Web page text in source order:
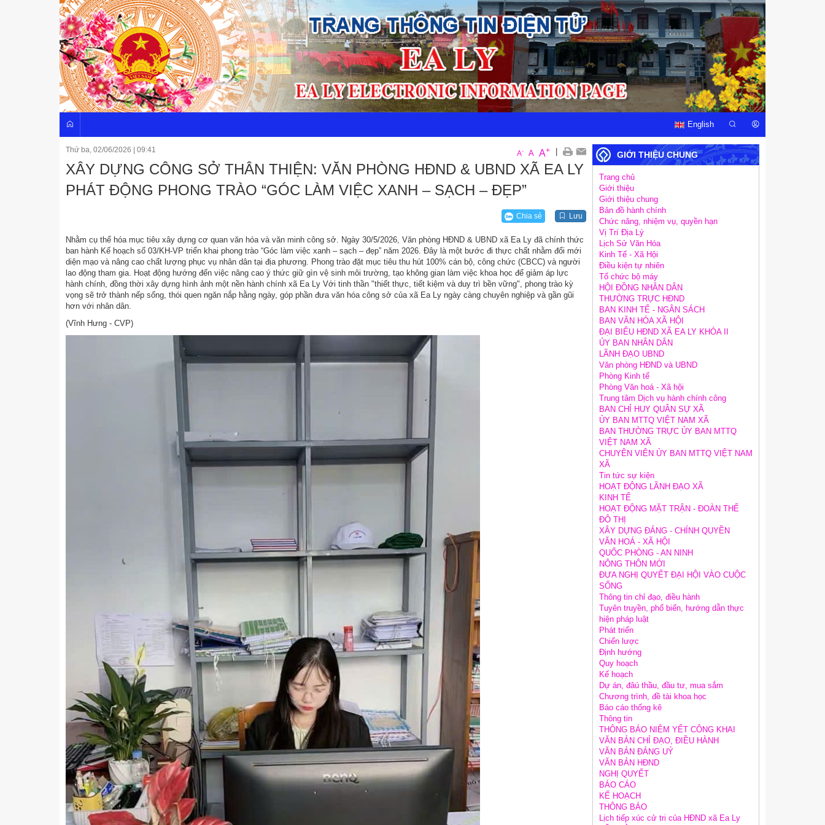
English
Thứ ba, 02/06/2026 | 09:41 A- A A+
XÂY DỰNG CÔNG SỞ THÂN THIỆN: VĂN PHÒNG HĐND & UBND XÃ EA LY
PHÁT ĐỘNG PHONG TRÀO “GÓC LÀM VIỆC XANH – SẠCH – ĐẸP”
Chia sẻ Lưu
Nhằm cụ thể hóa mục tiêu xây dựng cơ quan văn hóa và văn minh công sở. Ngày 30/5/2026, Văn phòng HĐND & UBND xã Ea Ly đã chính thức
ban hành Kế hoạch số 03/KH-VP triển khai phong trào “Góc làm việc xanh – sạch – đẹp” năm 2026. Đây là một bước đi thực chất nhằm đổi mới
diện mạo và nâng cao chất lượng phục vụ nhân dân tại địa phương. Phong trào đặt mục tiêu thu hút 100% cán bộ, công chức (CBCC) và người
lao động tham gia. Hoạt động hướng đến việc nâng cao ý thức giữ gìn vệ sinh môi trường, tạo không gian làm việc khoa học để giảm áp lực
hành chính, đồng thời xây dựng hình ảnh một nền hành chính xã Ea Ly Với tinh thần "thiết thực, tiết kiệm và duy trì bền vững", phong trào kỳ
vọng sẽ trở thành nếp sống, thói quen ngăn nắp hằng ngày, góp phần đưa văn hóa công sở của xã Ea Ly ngày càng chuyên nghiệp và gần gũi
hơn với nhân dân.
(Vĩnh Hưng - CVP)
GIỚI THIỆU CHUNG
Trang chủ
Giới thiệu
Giới thiệu chung
Bản đồ hành chính
Chức năng, nhiệm vụ, quyền hạn
Vị Trí Địa Lý
Lịch Sử Văn Hóa
Kinh Tế - Xã Hội
Điều kiện tự nhiên
Tổ chức bộ máy
HỘI ĐỒNG NHÂN DÂN
THƯỜNG TRỰC HĐND
BAN KINH TẾ - NGÂN SÁCH
BAN VĂN HÓA XÃ HỘI
ĐẠI BIỂU HĐND XÃ EA LY KHÓA II
ỦY BAN NHÂN DÂN
LÃNH ĐẠO UBND
Văn phòng HĐND và UBND
Phòng Kinh tế
Phòng Văn hoá - Xã hội
Trung tâm Dịch vụ hành chính công
BAN CHỈ HUY QUÂN SỰ XÃ
ỦY BAN MTTQ VIỆT NAM XÃ
BAN THƯỜNG TRỰC ỦY BAN MTTQ
VIỆT NAM XÃ
CHUYÊN VIÊN ỦY BAN MTTQ VIỆT NAM
XÃ
Tin tức sự kiện
HOẠT ĐỘNG LÃNH ĐẠO XÃ
KINH TẾ
HOẠT ĐỘNG MẶT TRẬN - ĐOÀN THỂ
ĐÔ THỊ
XÂY DỰNG ĐẢNG - CHÍNH QUYỀN
VĂN HOÁ - XÃ HỘI
QUỐC PHÒNG - AN NINH
NÔNG THÔN MỚI
ĐƯA NGHỊ QUYẾT ĐẠI HỘI VÀO CUỘC
SỐNG
Thông tin chỉ đạo, điều hành
Tuyên truyền, phổ biến, hướng dẫn thực
hiện pháp luật
Phát triển
Chiến lược
Định hướng
Quy hoạch
Kế hoạch
Dự án, đâú thầu, đầu tư, mua sắm
Chương trình, đề tài khoa học
Báo cáo thống kê
Thông tin
THÔNG BÁO NIÊM YẾT CÔNG KHAI
VĂN BẢN CHỈ ĐẠO, ĐIỀU HÀNH
VĂN BẢN ĐẢNG UỶ
VĂN BẢN HĐND
NGHỊ QUYẾT
BÁO CÁO
KẾ HOẠCH
THÔNG BÁO
Lịch tiếp xúc cử tri của HĐND xã Ea Ly